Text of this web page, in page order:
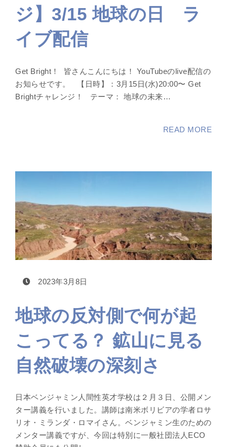
ジ】3/15 地球の日 ラ
イブ配信
Get Bright！ 皆さんこんにちは！ YouTubeのlive配信の
お知らせです。 【日時】：3月15日(水)20:00〜 Get
Brightチャレンジ！ テーマ： 地球の未来…
READ MORE
2023年3月8日
地球の反対側で何が起
こってる？ 鉱山に見る
自然破壊の深刻さ
日本ベンジャミン人間性英才学校は２月３日、公開メン
ター講義を行いました。講師は南米ボリビアの学者ロサ
リオ・ミランダ・ロマイさん。ベンジャミン生のための
メンター講義ですが、今回は特別に一般社団法人ECO